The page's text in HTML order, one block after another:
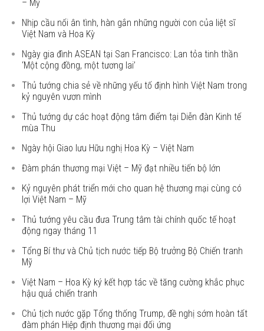
– Mỹ
Nhịp cầu nối ân tình, hàn gắn những người con của liệt sĩ
Việt Nam và Hoa Kỳ
Ngày gia đình ASEAN tại San Francisco: Lan tỏa tinh thần
‘Một cộng đồng, một tương lai’
Thủ tướng chia sẻ về những yếu tố định hình Việt Nam trong
kỷ nguyên vươn mình
Thủ tướng dự các hoạt động tâm điểm tại Diễn đàn Kinh tế
mùa Thu
Ngày hội Giao lưu Hữu nghị Hoa Kỳ – Việt Nam
Đàm phán thương mại Việt – Mỹ đạt nhiều tiến bộ lớn
Kỷ nguyên phát triển mới cho quan hệ thương mại cùng có
lợi Việt Nam – Mỹ
Thủ tướng yêu cầu đưa Trung tâm tài chính quốc tế hoạt
động ngay tháng 11
Tổng Bí thư và Chủ tịch nước tiếp Bộ trưởng Bộ Chiến tranh
Mỹ
Việt Nam – Hoa Kỳ ký kết hợp tác về tăng cường khắc phục
hậu quả chiến tranh
Chủ tịch nước gặp Tổng thống Trump, đề nghị sớm hoàn tất
đàm phán Hiệp định thương mại đối ứng